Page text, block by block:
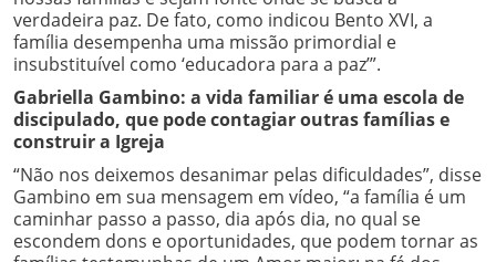
verdadeira paz. De fato, como indicou Bento XVI, a
família desempenha uma missão primordial e
insubstituível como ‘educadora para a paz’”.
Gabriella Gambino: a vida familiar é uma escola de
discipulado, que pode contagiar outras famílias e
construir a Igreja
“Não nos deixemos desanimar pelas dificuldades”, disse
Gambino em sua mensagem em vídeo, “a família é um
caminhar passo a passo, dia após dia, no qual se
escondem dons e oportunidades, que podem tornar as